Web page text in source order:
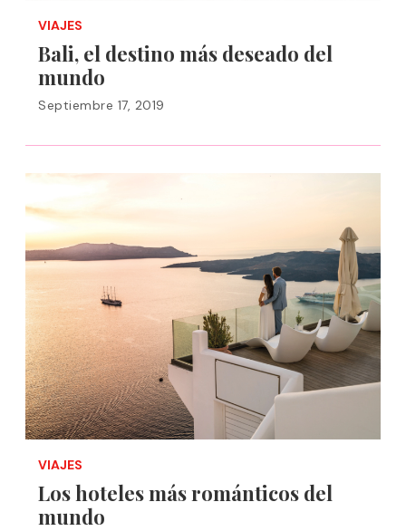
VIAJES
Bali, el destino más deseado del
mundo
Septiembre 17, 2019
VIAJES
Los hoteles más románticos del
mundo